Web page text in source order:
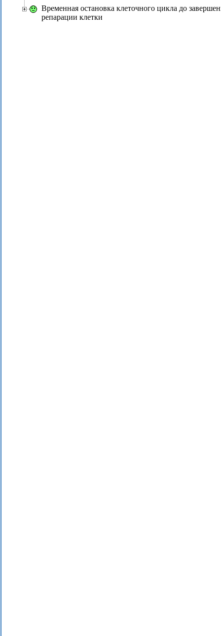
Временная остановка клеточного цикла до
репарации клетки